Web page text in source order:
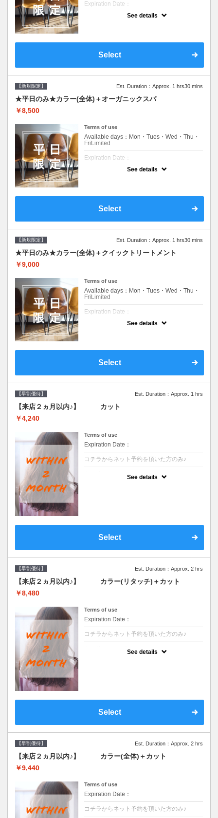
Expiration Date：
新規限定の平日のみのクーポンです★
平日クーポン●シャンプーブロー込●ロング料
提案させて頂きます●選べるシャンプー付き●
See details
Select
【新規限定】 Est. Duration：Approx. 1 hrs30 mins
★平日のみ★カラー(全体)＋オーガニックスパ
￥8,500
Terms of use
Available days：Mon・Tues・Wed・Thu・
FriLimited
Expiration Date：
新規限定の平日のみのクーポンです★
平日クーポン●シャンプーブロー込●ロング料
提案させて頂きます●選べるシャンプー付き●
See details
Select
【新規限定】 Est. Duration：Approx. 1 hrs30 mins
★平日のみ★カラー(全体)＋クイックトリートメント
￥9,000
Terms of use
Available days：Mon・Tues・Wed・Thu・
FriLimited
Expiration Date：
新規限定の平日のみのクーポンです★
平日クーポン●シャンプーブロー込●ロング料
提案させて頂きます●選べるシャンプー付き●
See details
Select
【早割優待】 Est. Duration：Approx. 1 hrs
【来店２ヵ月以内♪】 カット
￥4,240
Terms of use
Expiration Date：
コチラからネット予約を頂いた方のみ♪
See details
Select
【早割優待】 Est. Duration：Approx. 2 hrs
【来店２ヵ月以内♪】 カラー(リタッチ)＋カット
￥8,480
Terms of use
Expiration Date：
コチラからネット予約を頂いた方のみ♪
See details
Select
【早割優待】 Est. Duration：Approx. 2 hrs
【来店２ヵ月以内♪】 カラー(全体)＋カット
￥9,440
Terms of use
Expiration Date：
コチラからネット予約を頂いた方のみ♪